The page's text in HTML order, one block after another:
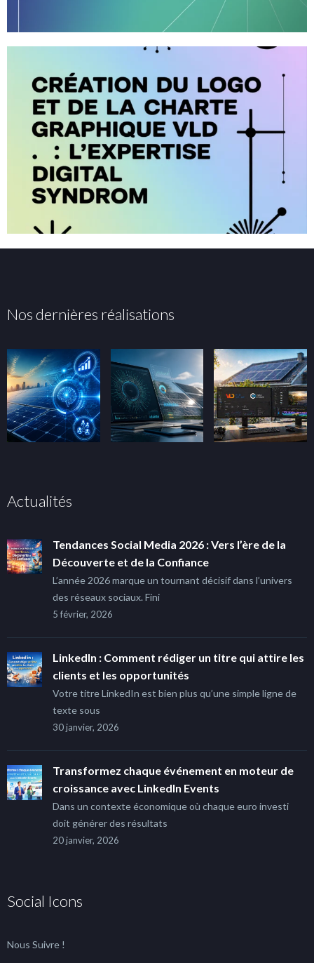
Nos dernières réalisations
Actualités
Tendances Social Media 2026 : Vers l’ère de la
Découverte et de la Confiance
L’année 2026 marque un tournant décisif dans l’univers
des réseaux sociaux. Fini
5 février, 2026
LinkedIn : Comment rédiger un titre qui attire les
clients et les opportunités
Votre titre LinkedIn est bien plus qu’une simple ligne de
texte sous
30 janvier, 2026
Transformez chaque événement en moteur de
croissance avec LinkedIn Events
Dans un contexte économique où chaque euro investi
doit générer des résultats
20 janvier, 2026
Social Icons
Nous Suivre !